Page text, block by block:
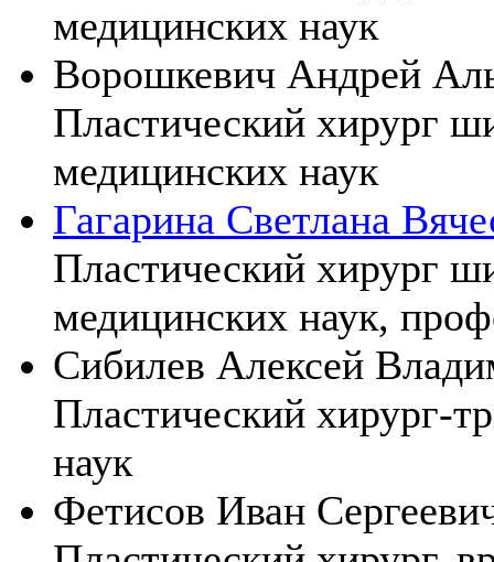
медицинских наук
Ворошкевич Андрей
Пластический хирург
медицинских наук
Гагарина Светлана
Пластический хирург
медицинских наук,
Сибилев Алексей
Пластический хирург-
наук
Фетисов Иван